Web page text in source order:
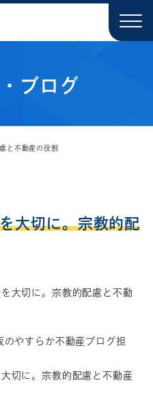
ブログ
と不動産の役割
大切に。宗教的配
大切に。宗教的配慮と不動
やすらか不動産ブログ担
切に。宗教的配慮と不動産